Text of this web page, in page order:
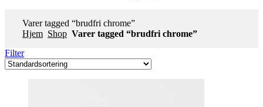
Varer tagged “brudfri chrome”
Hjem Shop Varer tagged “brudfri chrome”
Filter